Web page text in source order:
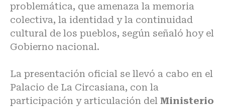
problemática, que amenaza la memoria
colectiva, la identidad y la continuidad
cultural de los pueblos, según señaló hoy el
Gobierno nacional.
La presentación oficial se llevó a cabo en el
Palacio de La Circasiana, con la
participación y articulación del Ministerio